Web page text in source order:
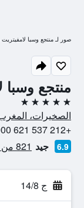
منتجع وسبا
5 نجوم
الصخيرات،
+212 537 621 000
6.9 جيد 821 من التقييمات تم التحقق منها
ج 14/8
صور لـ منتجع وسبا